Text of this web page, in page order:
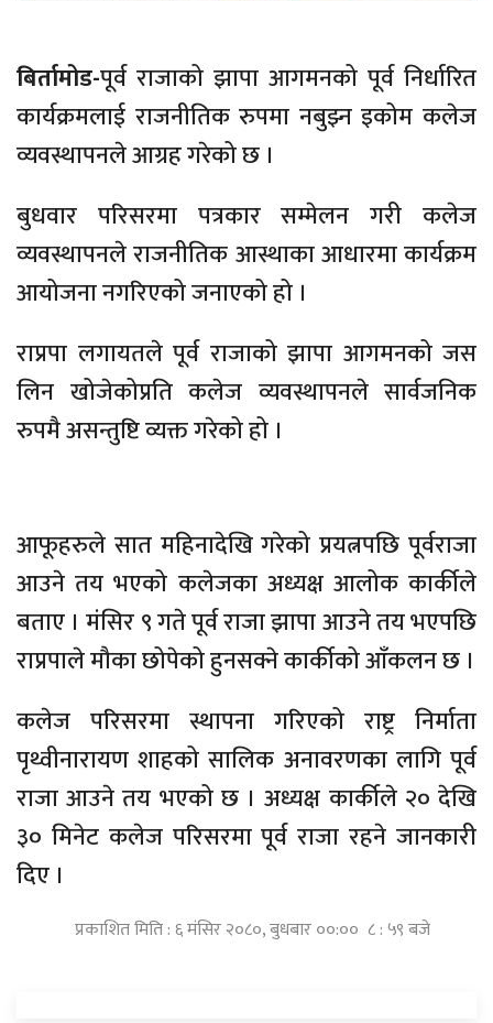
बिर्तामोड-पूर्व राजाको झापा आगमनको पूर्व निर्धारित
कार्यक्रमलाई राजनीतिक रुपमा नबुझ्न इकोम कलेज
व्यवस्थापनले आग्रह गरेको छ ।
बुधवार परिसरमा पत्रकार सम्मेलन गरी कलेज
व्यवस्थापनले राजनीतिक आस्थाका आधारमा कार्यक्रम
आयोजना नगरिएको जनाएको हो ।
राप्रपा लगायतले पूर्व राजाको झापा आगमनको जस
लिन खोजेकोप्रति कलेज व्यवस्थापनले सार्वजनिक
रुपमै असन्तुष्टि व्यक्त गरेको हो ।
आफूहरुले सात महिनादेखि गरेको प्रयत्नपछि पूर्वराजा
आउने तय भएको कलेजका अध्यक्ष आलोक कार्कीले
बताए । मंसिर ९ गते पूर्व राजा झापा आउने तय भएपछि
राप्रपाले मौका छोपेको हुनसक्ने कार्कीको आँकलन छ ।
कलेज परिसरमा स्थापना गरिएको राष्ट्र निर्माता
पृथ्वीनारायण शाहको सालिक अनावरणका लागि पूर्व
राजा आउने तय भएको छ । अध्यक्ष कार्कीले २० देखि
३० मिनेट कलेज परिसरमा पूर्व राजा रहने जानकारी
दिए ।
प्रकाशित मिति : ६ मंसिर २०८०, बुधबार ००:०० ८ : ५९ बजे